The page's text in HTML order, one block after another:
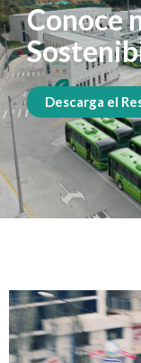
Conoce
Descarga el